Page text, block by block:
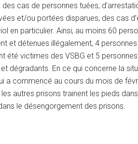
cas de personnes tuées,
et/ou portées disparues, des cas
en particulier. Ainsi, au moins 60
et détenues illégalement, 4
été victimes des VSBG et 5
dégradants. En ce qui concerne la
a commencé au cours du mois de
autres prisons trainent les pieds
le désengorgement des prisons.